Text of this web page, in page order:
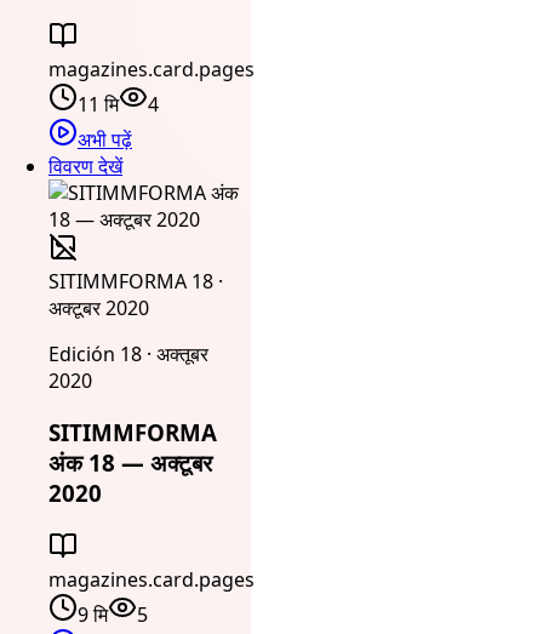
magazines.card.pages
11 मि
4
अभी पढ़ें
विवरण देखें
SITIMMFORMA 18 ·
अक्टूबर 2020
Edición 18 · अक्तूबर
2020
SITIMMFORMA
अंक 18 — अक्टूबर
2020
magazines.card.pages
9 मि
5